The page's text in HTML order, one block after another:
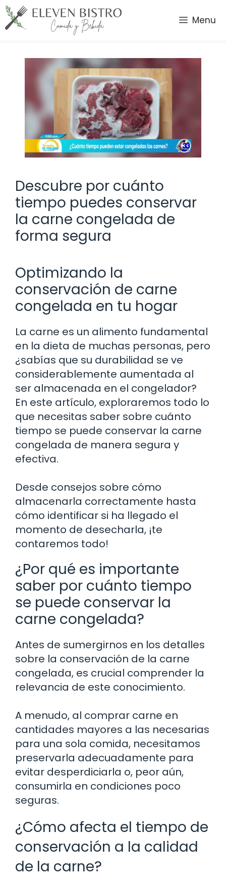
Saltar
al
contenido
Menu
Descubre por cuánto
tiempo puedes conservar
la carne congelada de
forma segura
Optimizando la
conservación de carne
congelada en tu hogar
La carne es un alimento fundamental
en la dieta de muchas personas, pero
¿sabías que su durabilidad se ve
considerablemente aumentada al
ser almacenada en el congelador?
En este artículo, exploraremos todo lo
que necesitas saber sobre cuánto
tiempo se puede conservar la carne
congelada de manera segura y
efectiva.
Desde consejos sobre cómo
almacenarla correctamente hasta
cómo identificar si ha llegado el
momento de desecharla, ¡te
contaremos todo!
¿Por qué es importante
saber por cuánto tiempo
se puede conservar la
carne congelada?
Antes de sumergirnos en los detalles
sobre la conservación de la carne
congelada, es crucial comprender la
relevancia de este conocimiento.
A menudo, al comprar carne en
cantidades mayores a las necesarias
para una sola comida, necesitamos
preservarla adecuadamente para
evitar desperdiciarla o, peor aún,
consumirla en condiciones poco
seguras.
¿Cómo afecta el tiempo de
conservación a la calidad
de la carne?